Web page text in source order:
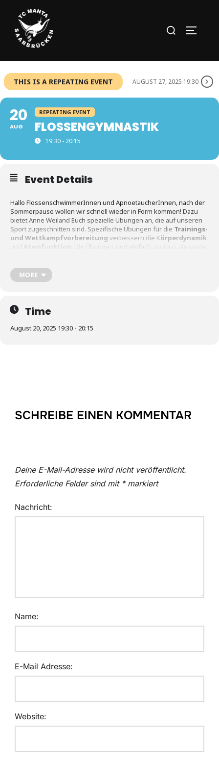
Inhalt
springen
Suchen
THIS IS A REPEATING EVENT AUGUST 27, 2025 19:30
20
AUG
REPEATING EVENT
FLOSSENGYMNASTIK
19:30 - 20:15
Event Details
Hallo FlossenschwimmerInnen und ApnoetaucherInnen, nach der
Sommerpause wollen wir schnell wieder in Form kommen! Dazu
bietet Anne Weiland Euch spezielle Übungen an, die auf unseren
Sport zugeschnitten sind. Spezifische Übungen für die Trainings-
und Wettkampfvorbereitung verbessern die Körperdynamik
und Atemfunktion
. Die Übungen sind einfach, so dass sie später
Wir machen:
Rumpf
2 Termine: Mittwoch, 20.08.25 und 27.08.25
Rückfragen gerne an a.weiland(at)vitalite.de
MORE
Time
August 20, 2025 19:30 - 20:15
SCHREIBE EINEN KOMMENTAR
Deine E-Mail-Adresse wird nicht veröffentlicht.
Erforderliche Felder sind mit *markiert
Nachricht:
Name:
E-Mail Adresse:
Website: